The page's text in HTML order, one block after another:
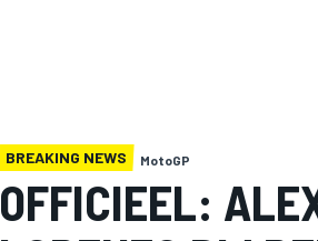
BREAKING NEWS MotoGP
OFFICIEEL: